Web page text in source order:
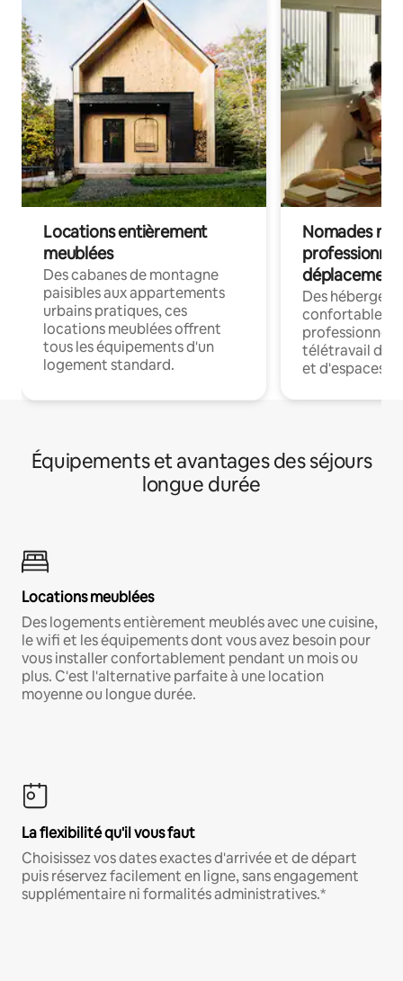
Locations entièrement
meublées
Des cabanes de montagne
paisibles aux appartements
urbains pratiques, ces
locations meublées offrent
tous les équipements d'un
logement standard.
Nomades
déplacement
Des
confortables
professionnels
télétravail
et d'espaces
Équipements et avantages des séjours
longue durée
Locations meublées
Des logements entièrement meublés avec une cuisine,
le wifi et les équipements dont vous avez besoin pour
vous installer confortablement pendant un mois ou
plus. C'est l'alternative parfaite à une location
moyenne ou longue durée.
La flexibilité qu'il vous faut
Choisissez vos dates exactes d'arrivée et de départ
puis réservez facilement en ligne, sans engagement
supplémentaire ni formalités administratives.*